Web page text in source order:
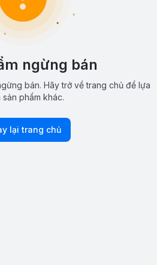
ngừng bán
bán. Hãy trở về trang chủ để lựa
sản phẩm khác.
lại trang chủ